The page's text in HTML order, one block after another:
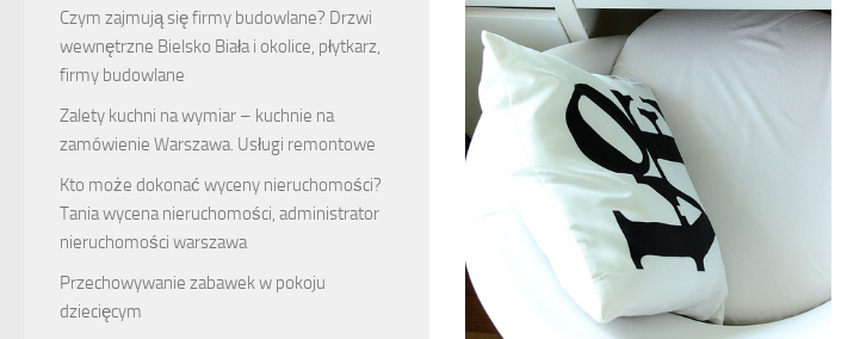
Czym zajmują się firmy budowlane? Drzwi
wewnętrzne Bielsko Biała i okolice, płytkarz,
firmy budowlane
Zalety kuchni na wymiar – kuchnie na
zamówienie Warszawa. Usługi remontowe
Kto może dokonać wyceny nieruchomości?
Tania wycena nieruchomości, administrator
nieruchomości warszawa
Przechowywanie zabawek w pokoju
dziecięcym